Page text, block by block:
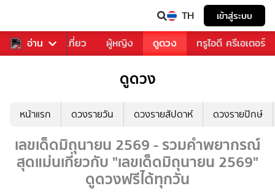
TH เข้าสู่ระบบ
อ่าน
อาหาร ท่องเที่ยว ผู้หญิง ดูดวง ทรูไอดี ครีเอเตอร์
ดูดวง
หน้าแรก ดวงรายวัน ดวงรายสัปดาห์ ดวงรายปักษ์
เลขเด็ดมิถุนายน 2569 - รวมคำพยากรณ์
สุดแม่นเกี่ยวกับ "เลขเด็ดมิถุนายน 2569"
ดูดวงฟรีได้ทุกวัน